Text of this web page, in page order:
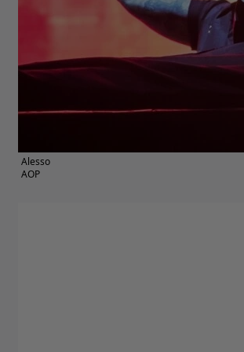
Alesso
AOP